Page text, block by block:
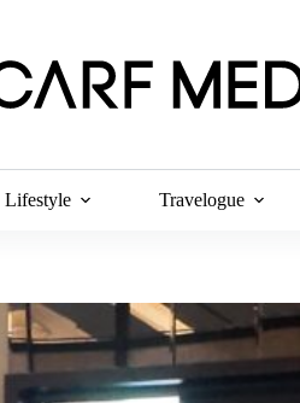
Lifestyle Travelogue